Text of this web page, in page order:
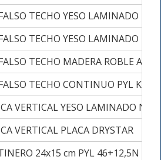
TECHO YESO LAMINADO
TECHO YESO LAMINADO
TECHO MADERA ROBLE
TECHO CONTINUO PYL
VERTICAL YESO LAMINADO N-
VERTICAL PLACA DRYSTAR
24x15 cm PYL 46+12,5N